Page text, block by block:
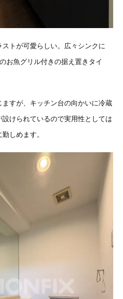
トが可愛らしい。広々シンクに
お魚グリル付きの据え置きタイ
すが、キッチン台の向かいに冷蔵
けられているので実用性としては
しめます。